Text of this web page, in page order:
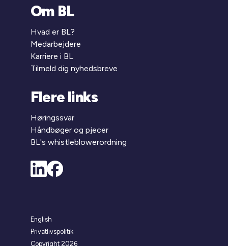
Om BL
Hvad er BL?
Medarbejdere
Karriere i BL
Tilmeld dig nyhedsbreve
Flere links
Høringssvar
Håndbøger og pjecer
BL's whistleblowerordning
English
Privatlivspolitik
Copyright 2026